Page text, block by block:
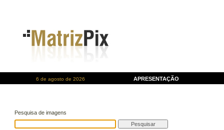
6 de agosto de 2026 APRESENTAÇÃO
Pesquisa de imagens